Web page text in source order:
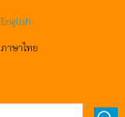
English
ภาษาไทย